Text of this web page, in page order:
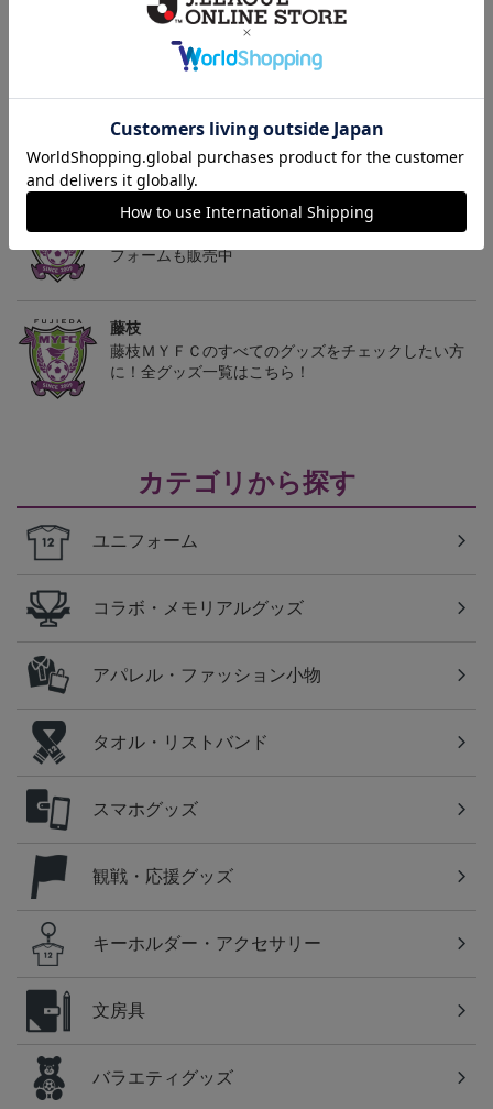
ォーム FP 1st
13,200円～18,700円
ォーム GK 2nd
13,200円～18,700円
クユニフォーム FP 1st
18,700円～24,200円
トピックス
藤枝
オリジナルネームも選べる！オーセンティックユニ
フォームも販売中
藤枝
藤枝ＭＹＦＣのすべてのグッズをチェックしたい方
に！全グッズ一覧はこちら！
カテゴリから探す
ユニフォーム
コラボ・メモリアルグッズ
アパレル・ファッション小物
タオル・リストバンド
スマホグッズ
観戦・応援グッズ
キーホルダー・アクセサリー
文房具
バラエティグッズ